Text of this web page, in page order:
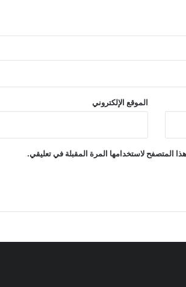
الموقع الإلكتروني
المتصفح لاستخدامها المرة المقبلة في تعليقي.